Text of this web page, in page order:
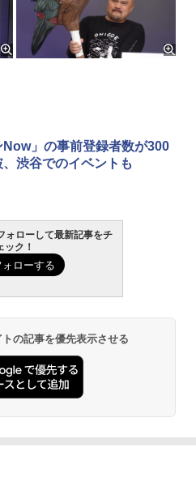
Now」の事前登録者数が300
渋谷でのイベントも
ォローして最新記事をチ
ック！
の記事を優先表示させる